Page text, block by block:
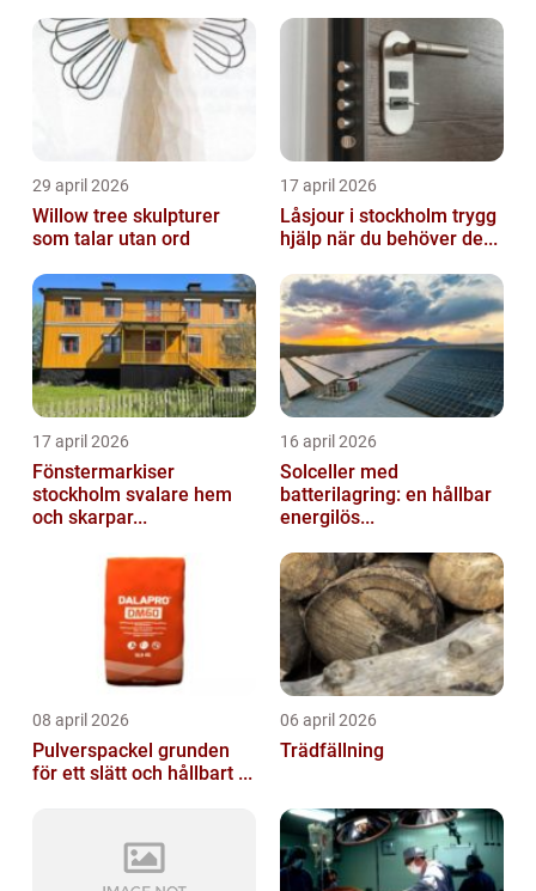
29 april 2026
Willow tree skulpturer
som talar utan ord
17 april 2026
Låsjour i stockholm trygg
hjälp när du behöver de...
17 april 2026
Fönstermarkiser
stockholm svalare hem
och skarpar...
16 april 2026
Solceller med
batterilagring: en hållbar
energilös...
08 april 2026
Pulverspackel grunden
för ett slätt och hållbart ...
06 april 2026
Trädfällning